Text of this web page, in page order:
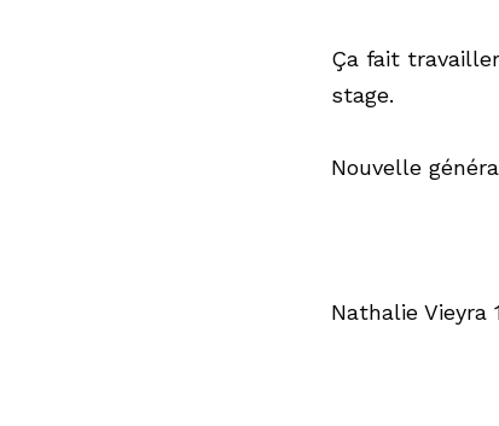
Ça fait
stage.
Nouvelle
Nathalie Vieyra